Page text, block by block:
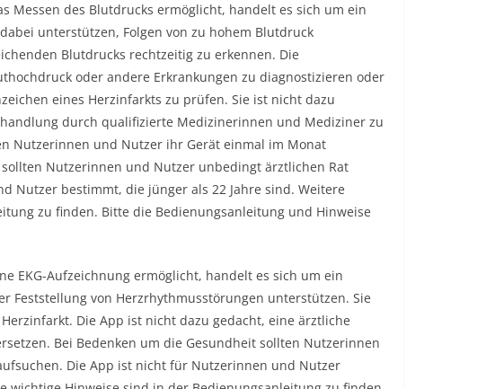
Messen des Blutdrucks ermöglicht, handelt es sich um ein
unterstützen, Folgen von zu hohem Blutdruck
Blutdrucks rechtzeitig zu erkennen. Die
oder andere Erkrankungen zu diagnostizieren oder
eines Herzinfarkts zu prüfen. Sie ist nicht dazu
durch qualifizierte Medizinerinnen und Mediziner zu
Nutzerinnen und Nutzer ihr Gerät einmal im Monat
Nutzerinnen und Nutzer unbedingt ärztlichen Rat
Nutzer bestimmt, die jünger als 22 Jahre sind. Weitere
zu finden. Bitte die Bedienungsanleitung und Hinweise
EKG-Aufzeichnung ermöglicht, handelt es sich um ein
Feststellung von Herzrhythmusstörungen unterstützen. Sie
Die App ist nicht dazu gedacht, eine ärztliche
Bei Bedenken um die Gesundheit sollten Nutzerinnen
Die App ist nicht für Nutzerinnen und Nutzer